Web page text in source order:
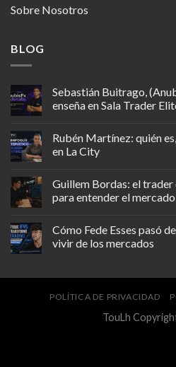
Sobre Nosotros
BLOG
Sebastián Buitrago,
enseña en Sala Trader
Rubén Martínez: quién
en La City
Guillem Bordas: el
para entender el mercado
Cómo Fede Esses pasó
vivir de los mercados
POLÍTICA DE PRIVACIDAD
TouLh